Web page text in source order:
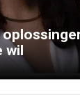
wil